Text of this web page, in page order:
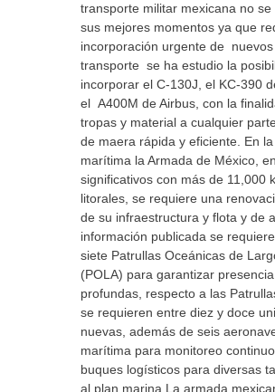
transporte militar mexicana no se
sus mejores momentos ya que
incorporación urgente de
transporte se ha estudio la
incorporar el C-130J, el KC-390
el A400M de Airbus, con la
tropas y material a cualquier
de maera rápida y eficiente. En
marítima la Armada de México,
significativos con más de 11,000
litorales, se requiere una
de su infraestructura y flota y de
información publicada se
siete Patrullas Oceánicas de
(POLA) para garantizar
profundas, respecto a las
se requieren entre diez y doce
nuevas, además de seis
marítima para monitoreo
buques logísticos para diversas
al plan marina La armada